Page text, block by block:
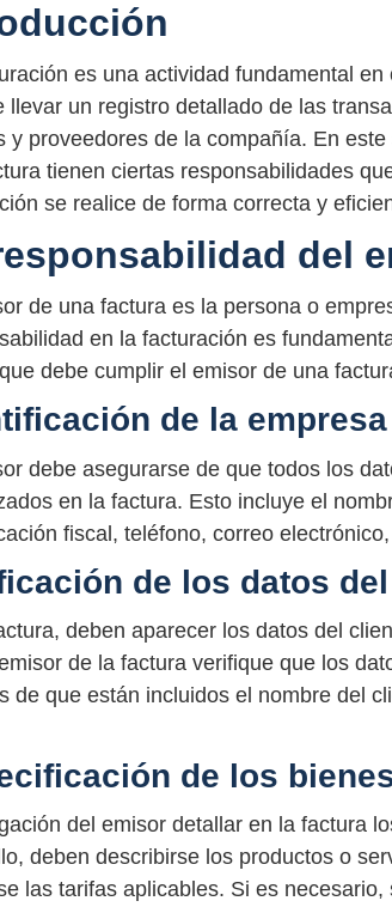
es una actividad fundamental
llevar un registro detallado de las
y proveedores de la compañía. En
tienen ciertas responsabilidades
se realice de forma correcta y
del
de una factura es la persona o
en la facturación es
debe cumplir el emisor de una
de la empresa
debe asegurarse de que todos los
en la factura. Esto incluye el
fiscal, teléfono, correo
de los datos
deben aparecer los datos del
de la factura verifique que los
de que están incluidos el nombre del
de los
del emisor detallar en la factura
deben describirse los productos o
las tarifas aplicables. Si es